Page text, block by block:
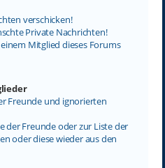
verschicken!
Private Nachrichten!
Mitglied dieses Forums
Freunde und ignorierten
der Freunde oder zur Liste der
oder diese wieder aus den